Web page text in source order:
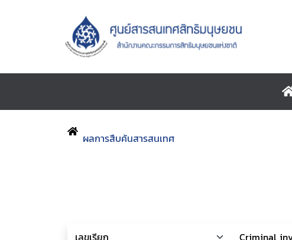
ผลการสืบค้นสารสนเทศ